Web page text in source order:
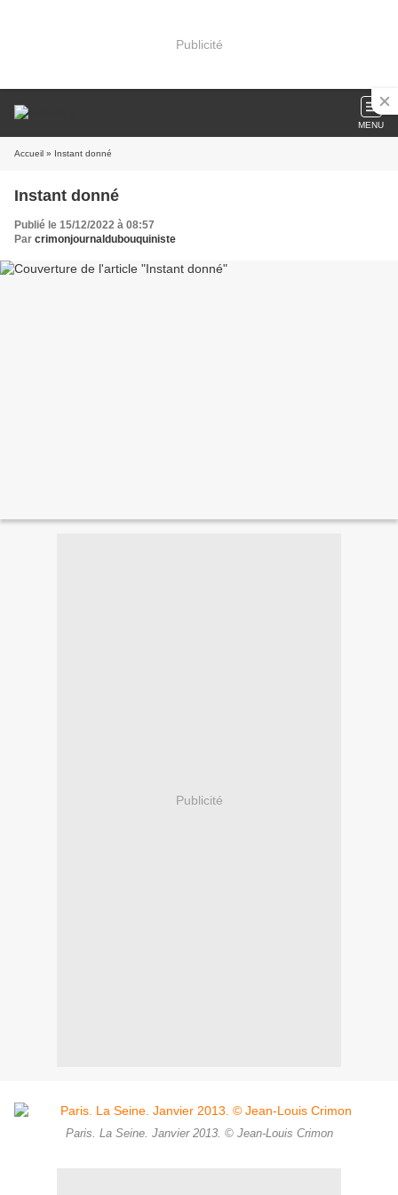
Publicité
MENU
Accueil » Instant donné
Instant donné
Publié le 15/12/2022 à 08:57
Par crimonjournaldubouquiniste
Publicité
Paris. La Seine. Janvier 2013. © Jean-Louis Crimon